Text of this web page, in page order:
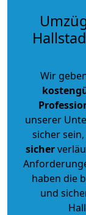
Wir
unserer
sicher
sicher
haben die
und